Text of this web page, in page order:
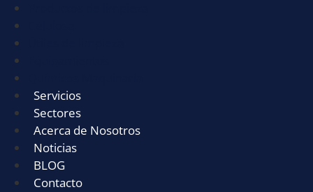
Servicios
Sectores
Acerca de Nosotros
Noticias
BLOG
Contacto